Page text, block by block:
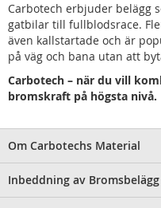
Carbotech erbjuder belägg
gatbilar till fullblodsrace.
även kallstartade och är
på väg och bana utan att
Carbotech – när du vill
bromskraft på högsta nivå.
Om Carbotechs Material
Inbeddning av Bromsbelägg